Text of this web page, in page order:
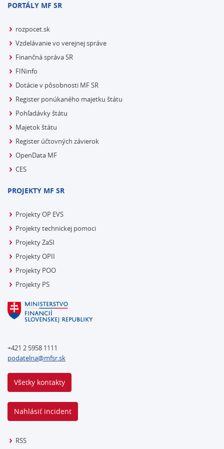
PORTÁLY MF SR
rozpocet.sk
Vzdelávanie vo verejnej správe
Finančná správa SR
FINinfo
Dotácie v pôsobnosti MF SR
Register ponúkaného majetku štátu
Pohľadávky štátu
Majetok štátu
Register účtovných závierok
OpenData MF
CES
PROJEKTY MF SR
Projekty OP EVS
Projekty technickej pomoci
Projekty ZaSI
Projekty OPII
Projekty POO
Projekty PS
+421 2 5958 1111
podatelna@mfsr.sk
Všetky kontakty
Nahlásiť incident
RSS